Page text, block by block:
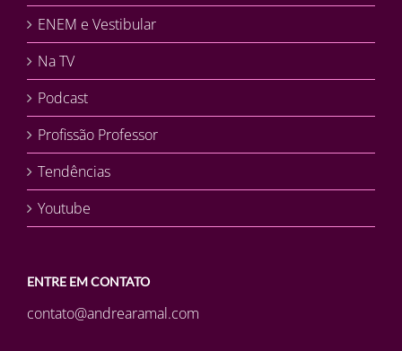
ENEM e Vestibular
Na TV
Podcast
Profissão Professor
Tendências
Youtube
ENTRE EM CONTATO
contato@andrearamal.com